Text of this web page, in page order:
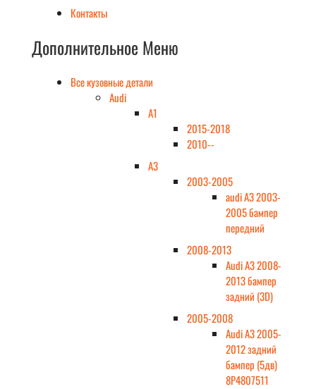
Контакты
Дополнительное Меню
Все кузовные детали
Audi
A1
2015-2018
2010--
A3
2003-2005
audi A3 2003-
2005 бампер
передний
2008-2013
Audi A3 2008-
2013 бампер
задний (3D)
2005-2008
Audi A3 2005-
2012 задний
бампер (5дв)
8P4807511